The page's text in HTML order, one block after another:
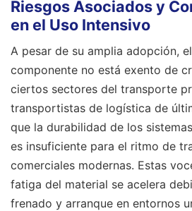
Riesgos Asociados y
en el Uso Intensivo
A pesar de su amplia adopción,
componente no está exento de
ciertos sectores del transporte
transportistas de logística de
que la durabilidad de los
es insuficiente para el ritmo de
comerciales modernas. Estas
fatiga del material se acelera
frenado y arranque en entornos